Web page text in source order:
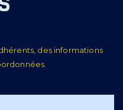
des informations